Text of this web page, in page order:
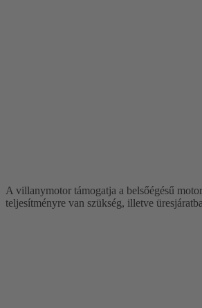
A villanymotor támogatja a belsőégésű
teljesítményre van szükség, illetve